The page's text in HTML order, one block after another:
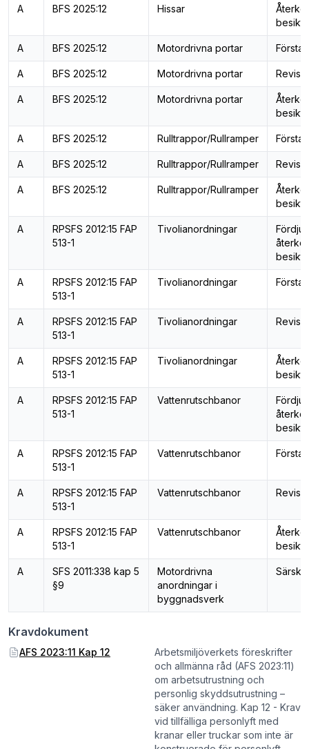
A BFS 2025:12 Hissar
A BFS 2025:12 Motordrivna portar Första
A BFS 2025:12 Motordrivna portar
A BFS 2025:12 Motordrivna portar
A BFS 2025:12 Rulltrappor/Rullramper Första
A BFS 2025:12 Rulltrappor/Rullramper
A BFS 2025:12 Rulltrappor/Rullramper
A
RPSFS 2012:15 FAP
513-1
Tivolianordningar
A
RPSFS 2012:15 FAP
513-1
Tivolianordningar Första
A
RPSFS 2012:15 FAP
513-1
Tivolianordningar
A
RPSFS 2012:15 FAP
513-1
Tivolianordningar
A
RPSFS 2012:15 FAP
513-1
Vattenrutschbanor
A
RPSFS 2012:15 FAP
513-1
Vattenrutschbanor Första
A
RPSFS 2012:15 FAP
513-1
Vattenrutschbanor
A
RPSFS 2012:15 FAP
513-1
Vattenrutschbanor
A
SFS 2011:338 kap 5
§9
Motordrivna
anordningar i
byggnadsverk
Kravdokument
AFS 2023:11 Kap 12
Arbetsmiljöverkets föreskrifter
och allmänna råd (AFS 2023:11)
om arbetsutrustning och
personlig skyddsutrustning –
säker användning. Kap 12 - Krav
vid tillfälliga personlyft med
kranar eller truckar som inte är